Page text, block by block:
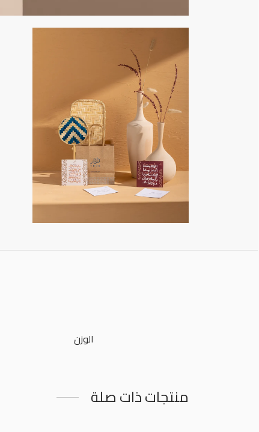
الوزن
منتجات ذات صلة